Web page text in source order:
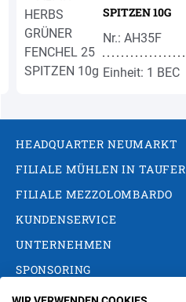
SPITZEN 10G
Nr.: AH35F
Einheit: 1 BEC
HEADQUARTER NEUMARKT
FILIALE MÜHLEN IN
FILIALE MEZZOLOMBARDO
KUNDENSERVICE
UNTERNEHMEN
SPONSORING